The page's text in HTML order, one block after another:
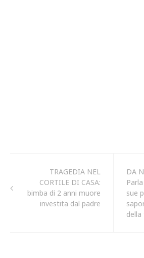
TRAGEDIA NEL
CORTILE DI CASA:
bimba di 2 anni muore
investita dal padre
DA
sue
della